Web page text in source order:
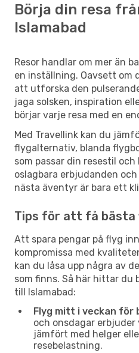
Börja din resa
Islamabad
Resor handlar om mer än
en inställning. Oavsett om
att utforska den
jaga solsken, inspiration
börjar varje resa med en
Med Travellink kan du
flygalternativ, blanda
som passar din resestil
oslagbara erbjudanden
nästa äventyr är bara ett
Tips för att få bästa
Att spara pengar på flyg
kompromissa med
kan du låsa upp några av
som finns. Så här hittar
till Islamabad:
Flyg mitt i veckan för
och onsdagar
jämfört med helger
resebelastning.